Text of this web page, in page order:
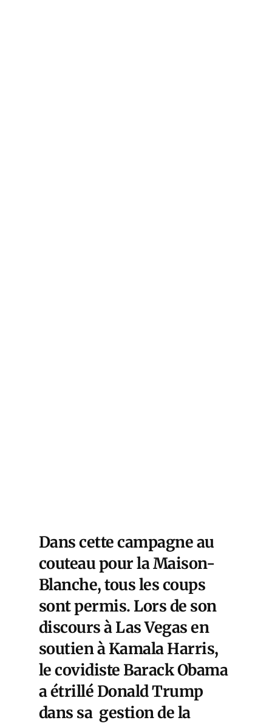
Dans cette campagne au
couteau pour la Maison-
Blanche, tous les coups
sont permis. Lors de son
discours à Las Vegas en
soutien à Kamala Harris,
le covidiste Barack Obama
a étrillé Donald Trump
dans sa gestion de la